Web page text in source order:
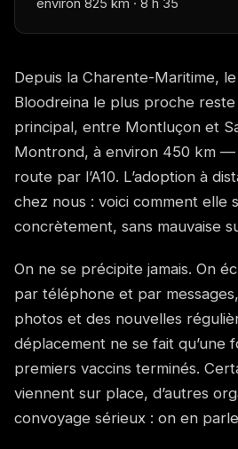
environ 825 km · 8 h 35
Depuis la Charente-Maritime,
Bloodreina le plus proche
principal, entre Montluçon et
Montrond, à environ 450 km
route par l’A10. L’adoption à
chez nous : voici comment elle
concrètement, sans mauvaise
On ne se précipite jamais. On
par téléphone et par
photos et des nouvelles
déplacement ne se fait qu’une
premiers vaccins terminés.
viennent sur place, d’autres
convoyage sérieux : on en